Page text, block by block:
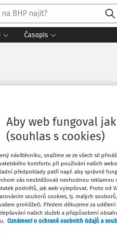
Časopis
3
na pracovištích a v
Aby web fungoval
(souhlas s cookies)
návštěvníku, snažíme se ze všech sil
komfortu při používání našich
předpoklady patří např. aby správně
vás neobtěžovali nevhodnou reklamou
podnětů, jak web vylepšovat. Proto od
souborů cookies, tj. malých
prohlížeči. Předem děkujeme za
našich služeb a přizpůsobení
Oznámení o ochraně osobních údajů a